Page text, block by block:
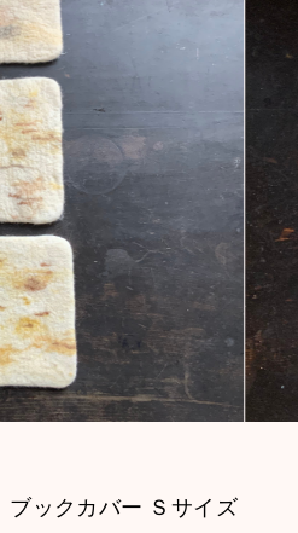
ックカバー Ｓサイズ